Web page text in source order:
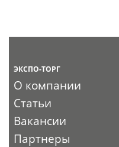
ЭКСПО-ТОРГ
О компании
Статьи
Вакансии
Партнеры